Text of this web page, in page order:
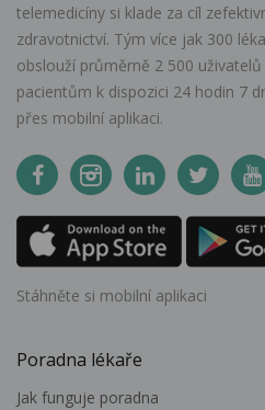
telemedicíny si klade za cíl
zdravotnictví. Tým více jak 300
obslouží průměrně 2 500
pacientům k dispozici 24 hodin 7
přes mobilní aplikaci.
Stáhněte si mobilní aplikaci
Poradna lékaře
Jak funguje poradna